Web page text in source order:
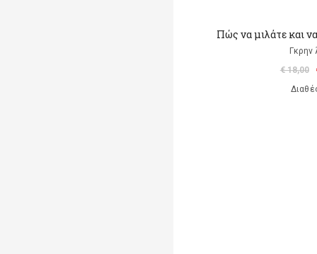
Πώς να μιλάτε και
Γκρην
€ 18,00